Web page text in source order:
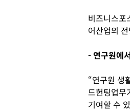
비즈니스포
어산업의
- 연구원에
“연구원 생
드헌팅업무
기여할 수